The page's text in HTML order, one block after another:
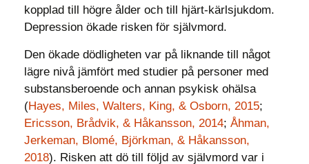
kopplad till högre ålder och till hjärt-kärlsjukdom.
Depression ökade risken för självmord.
Den ökade dödligheten var på liknande till något
lägre nivå jämfört med studier på personer med
substansberoende och annan psykisk ohälsa
(Hayes, Miles, Walters, King, & Osborn, 2015;
Ericsson, Brådvik, & Håkansson, 2014; Åhman,
Jerkeman, Blomé, Björkman, & Håkansson,
2018). Risken att dö till följd av självmord var i